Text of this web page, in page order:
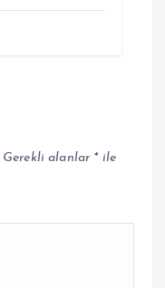
Gerekli alanlar *ile